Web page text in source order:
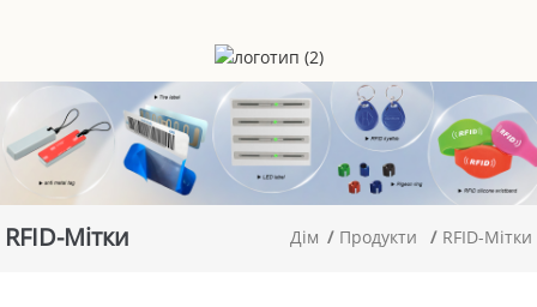
RFID-Мітки Дім Продукти RFID-Мітки